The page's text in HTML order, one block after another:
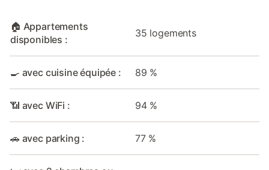
🏠 Appartements
disponibles :
35 logements
🍳 avec cuisine équipée : 89 %
📶 avec WiFi : 94 %
🚗 avec parking : 77 %